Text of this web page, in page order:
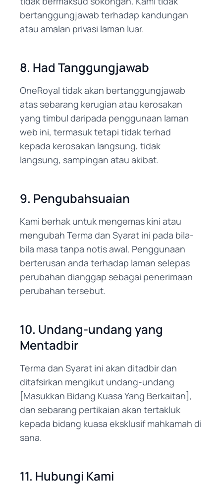
bertanggungjawab terhadap kandungan
atau amalan privasi laman luar.
8. Had Tanggungjawab
OneRoyal tidak akan bertanggungjawab
atas sebarang kerugian atau kerosakan
yang timbul daripada penggunaan laman
web ini, termasuk tetapi tidak terhad
kepada kerosakan langsung, tidak
langsung, sampingan atau akibat.
9. Pengubahsuaian
Kami berhak untuk mengemas kini atau
mengubah Terma dan Syarat ini pada bila-
bila masa tanpa notis awal. Penggunaan
berterusan anda terhadap laman selepas
perubahan dianggap sebagai penerimaan
perubahan tersebut.
10. Undang-undang yang
Mentadbir
Terma dan Syarat ini akan ditadbir dan
ditafsirkan mengikut undang-undang
[Masukkan Bidang Kuasa Yang Berkaitan],
dan sebarang pertikaian akan tertakluk
kepada bidang kuasa eksklusif mahkamah di
sana.
11. Hubungi Kami